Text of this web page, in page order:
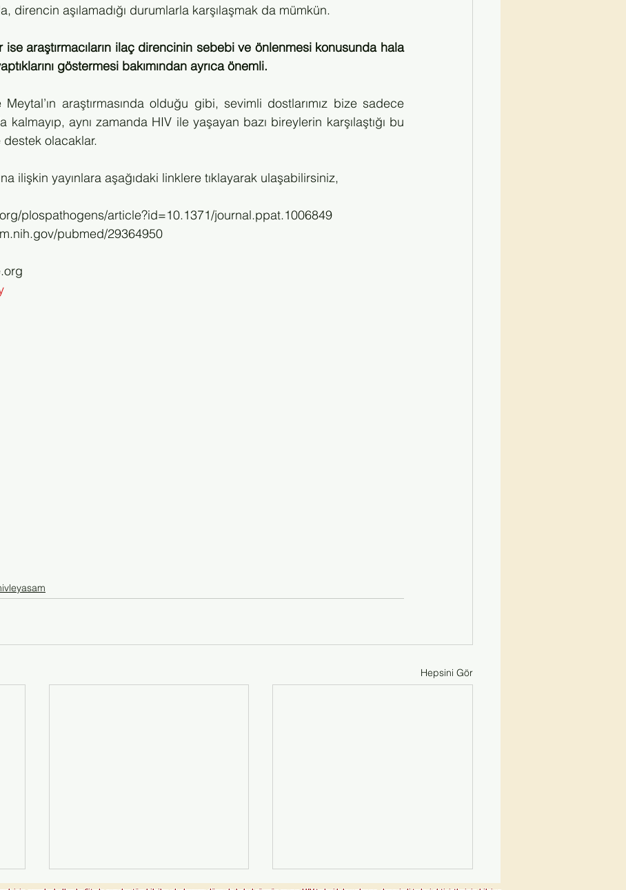
direncin aşılamadığı durumlarla karşılaşmak da mümkün.
ise araştırmacıların ilaç direncinin sebebi ve önlenmesi konusunda hala
göstermesi bakımından ayrıca önemli.
araştırmasında olduğu gibi, sevimli dostlarımız bize sadece
kalmayıp, aynı zamanda HIV ile yaşayan bazı bireylerin karşılaştığı bu
olacaklar.
ilişkin yayınlara aşağıdaki linklere tıklayarak ulaşabilirsiniz,
plospathogens/article?id=10.1371/journal.ppat.1006849
pubmed/29364950
Hepsini Gör